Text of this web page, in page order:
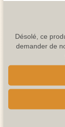
Désolé, ce
demander de